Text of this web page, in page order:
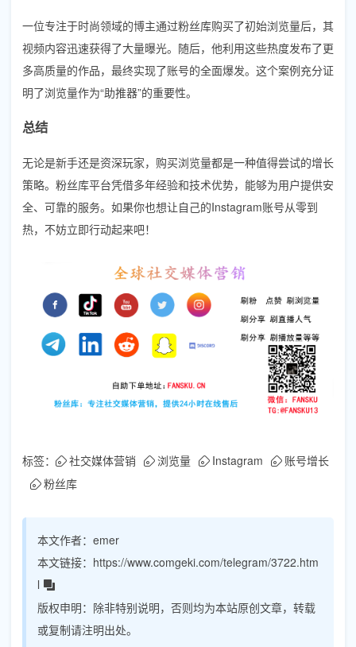
一位专注于时尚领域的博主通过粉丝库购买了初始浏览量后，其
视频内容迅速获得了大量曝光。随后，他利用这些热度发布了更
多高质量的作品，最终实现了账号的全面爆发。这个案例充分证
明了浏览量作为“助推器”的重要性。
总结
无论是新手还是资深玩家，购买浏览量都是一种值得尝试的增长
策略。粉丝库平台凭借多年经验和技术优势，能够为用户提供安
全、可靠的服务。如果你也想让自己的Instagram账号从零到
热，不妨立即行动起来吧！
标签： 社交媒体营销 浏览量 Instagram
账号增长
粉丝库
本文作者： emer
本文链接： https://www.comgeki.com/telegram/3722.htm
l
版权申明： 除非特别说明，否则均为本站原创文章，转载
或复制请注明出处。